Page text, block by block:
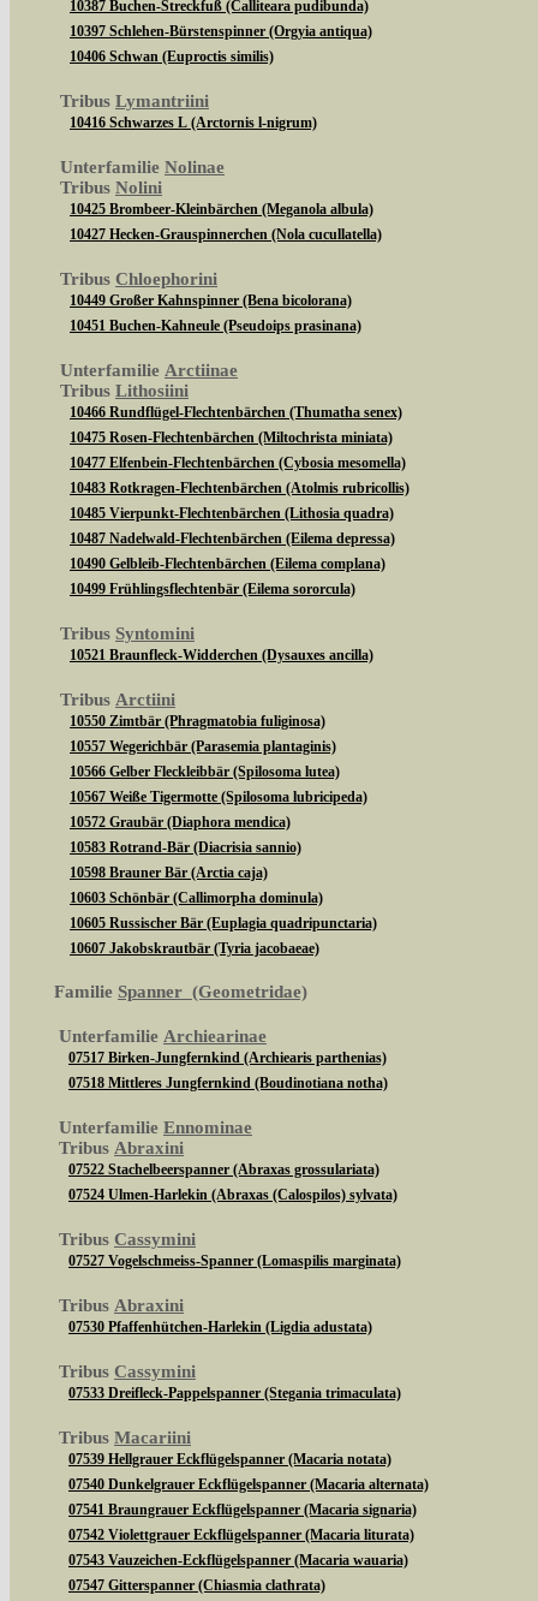
10387 Buchen-Streckfuß (Calliteara pudibunda)
10397 Schlehen-Bürstenspinner (Orgyia antiqua)
10406 Schwan (Euproctis similis)
Tribus Lymantriini
10416 Schwarzes L (Arctornis l-nigrum)
Unterfamilie Nolinae
Tribus Nolini
10425 Brombeer-Kleinbärchen (Meganola albula)
10427 Hecken-Grauspinnerchen (Nola cucullatella)
Tribus Chloephorini
10449 Großer Kahnspinner (Bena bicolorana)
10451 Buchen-Kahneule (Pseudoips prasinana)
Unterfamilie Arctiinae
Tribus Lithosiini
10466 Rundflügel-Flechtenbärchen (Thumatha senex)
10475 Rosen-Flechtenbärchen (Miltochrista miniata)
10477 Elfenbein-Flechtenbärchen (Cybosia mesomella)
10483 Rotkragen-Flechtenbärchen (Atolmis rubricollis)
10485 Vierpunkt-Flechtenbärchen (Lithosia quadra)
10487 Nadelwald-Flechtenbärchen (Eilema depressa)
10490 Gelbleib-Flechtenbärchen (Eilema complana)
10499 Frühlingsflechtenbär (Eilema sororcula)
Tribus Syntomini
10521 Braunfleck-Widderchen (Dysauxes ancilla)
Tribus Arctiini
10550 Zimtbär (Phragmatobia fuliginosa)
10557 Wegerichbär (Parasemia plantaginis)
10566 Gelber Fleckleibbär (Spilosoma lutea)
10567 Weiße Tigermotte (Spilosoma lubricipeda)
10572 Graubär (Diaphora mendica)
10583 Rotrand-Bär (Diacrisia sannio)
10598 Brauner Bär (Arctia caja)
10603 Schönbär (Callimorpha dominula)
10605 Russischer Bär (Euplagia quadripunctaria)
10607 Jakobskrautbär (Tyria jacobaeae)
Familie Spanner (Geometridae)
Unterfamilie Archiearinae
07517 Birken-Jungfernkind (Archiearis parthenias)
07518 Mittleres Jungfernkind (Boudinotiana notha)
Unterfamilie Ennominae
Tribus Abraxini
07522 Stachelbeerspanner (Abraxas grossulariata)
07524 Ulmen-Harlekin (Abraxas (Calospilos) sylvata)
Tribus Cassymini
07527 Vogelschmeiss-Spanner (Lomaspilis marginata)
Tribus Abraxini
07530 Pfaffenhütchen-Harlekin (Ligdia adustata)
Tribus Cassymini
07533 Dreifleck-Pappelspanner (Stegania trimaculata)
Tribus Macariini
07539 Hellgrauer Eckflügelspanner (Macaria notata)
07540 Dunkelgrauer Eckflügelspanner (Macaria alternata)
07541 Braungrauer Eckflügelspanner (Macaria signaria)
07542 Violettgrauer Eckflügelspanner (Macaria liturata)
07543 Vauzeichen-Eckflügelspanner (Macaria wauaria)
07547 Gitterspanner (Chiasmia clathrata)